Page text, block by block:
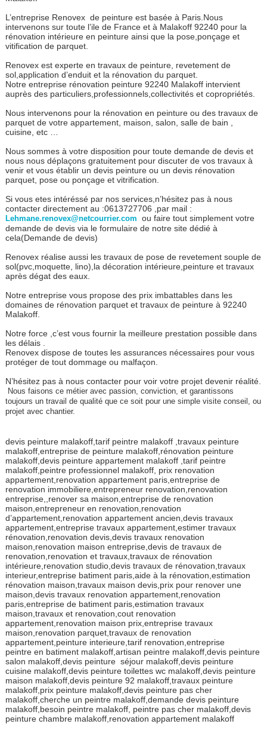
L’entreprise Renovex de peinture est basée à Paris.Nous
intervenons sur toute l’ile de France et à Malakoff 92240 pour la
rénovation intérieure en peinture ainsi que la pose,ponçage et
vitification de parquet.
Renovex est experte en travaux de peinture, revetement de
sol,application d’enduit et la rénovation du parquet.
Notre entreprise rénovation peinture 92240 Malakoff intervient
auprès des particuliers,professionnels,collectivités et copropriétés.
Nous intervenons pour la rénovation en peinture ou des travaux de
parquet de votre appartement, maison, salon, salle de bain ,
cuisine, etc …
Nous sommes à votre disposition pour toute demande de devis et
nous nous déplaçons gratuitement pour discuter de vos travaux à
venir et vous établir un devis peinture ou un devis rénovation
parquet, pose ou ponçage et vitrification.
Si vous etes intéréssé par nos services,n’hésitez pas à nous
contacter directement au :0613727706 ,par mail :
Lehmane.renovex@netcourrier.com ou faire tout simplement votre
demande de devis via le formulaire de notre site dédié à
cela(Demande de devis)
Renovex réalise aussi les travaux de pose de revetement souple de
sol(pvc,moquette, lino),la décoration intérieure,peinture et travaux
après dégat des eaux.
Notre entreprise vous propose des prix imbattables dans les
domaines de rénovation parquet et travaux de peinture à 92240
Malakoff.
Notre force ,c’est vous fournir la meilleure prestation possible dans
les délais .
Renovex dispose de toutes les assurances nécessaires pour vous
protéger de tout dommage ou malfaçon.
N’hésitez pas à nous contacter pour voir votre projet devenir réalité.
Nous faisons ce métier avec passion, conviction, et garantissons
toujours un travail de qualité que ce soit pour une simple visite conseil, ou
projet avec chantier.
devis peinture malakoff,tarif peintre malakoff ,travaux peinture
malakoff,entreprise de peinture malakoff,rénovation peinture
malakoff,devis peinture appartement malakoff ,tarif peintre
malakoff,peintre professionnel malakoff, prix renovation
appartement,renovation appartement paris,entreprise de
renovation immobiliere,entrepreneur renovation,renovation
entreprise,,renover sa maison,entreprise de renovation
maison,entrepreneur en renovation,renovation
d’appartement,renovation appartement ancien,devis travaux
appartement,entreprise travaux appartement,estimer travaux
rénovation,renovation devis,devis travaux renovation
maison,renovation maison entreprise,devis de travaux de
renovation,renovation et travaux,travaux de rénovation
intérieure,renovation studio,devis travaux de rénovation,travaux
interieur,entreprise batiment paris,aide à la rénovation,estimation
rénovation maison,travaux maison devis,prix pour renover une
maison,devis travaux renovation appartement,renovation
paris,entreprise de batiment paris,estimation travaux
maison,travaux et renovation,cout renovation
appartement,renovation maison prix,entreprise travaux
maison,renovation parquet,travaux de renovation
appartement,peinture interieure,tarif renovation,entreprise
peintre en batiment malakoff,artisan peintre malakoff,devis peinture
salon malakoff,devis peinture séjour malakoff,devis peinture
cuisine malakoff,devis peinture toilettes wc malakoff,devis peinture
maison malakoff,devis peinture 92 malakoff,travaux peinture
malakoff,prix peinture malakoff,devis peinture pas cher
malakoff,cherche un peintre malakoff,demande devis peinture
malakoff,besoin peintre malakoff, peintre pas cher malakoff,devis
peinture chambre malakoff,renovation appartement malakoff